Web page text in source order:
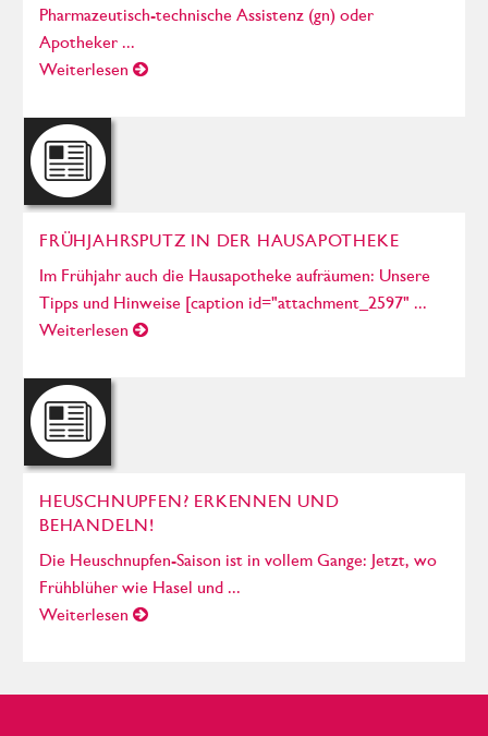
Pharmazeutisch-technische Assistenz (gn) oder
Apotheker ...
Weiterlesen
FRÜHJAHRSPUTZ IN DER HAUSAPOTHEKE
Im Frühjahr auch die Hausapotheke aufräumen: Unsere
Tipps und Hinweise [caption id="attachment_2597" ...
Weiterlesen
HEUSCHNUPFEN? ERKENNEN UND
BEHANDELN!
Die Heuschnupfen-Saison ist in vollem Gange: Jetzt, wo
Frühblüher wie Hasel und ...
Weiterlesen